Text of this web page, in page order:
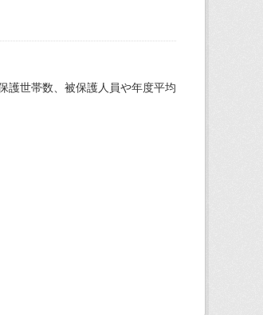
護世帯数、被保護人員や年度平均